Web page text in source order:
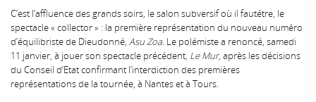
C’est l’affluence des grands soirs, le salon subversif où il fautétre, le
spectacle « collector » : la première représentation du nouveau numéro
d’équilibriste de Dieudonné, Asu Zoa. Le polémiste a renoncé, samedi
11 janvier, à jouer son spectacle précédent, Le Mur, après les décisions
du Conseil d’Etat confirmant l’interdiction des premières
représentations de la tournée, à Nantes et à Tours.